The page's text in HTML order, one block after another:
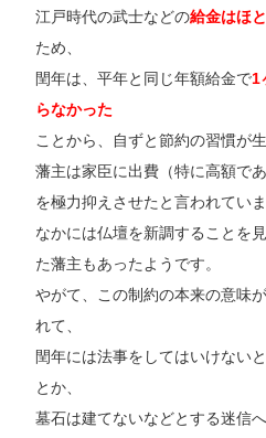
江戸時代の武士などの給金はほ
ため、
閏年は、平年と同じ年額給金で1
らなかった
ことから、自ずと節約の習慣が
藩主は家臣に出費（特に高額で
を極力抑えさせたと言われていま
なかには仏壇を新調することを
た藩主もあったようです。
やがて、この制約の本来の意味
れて、
閏年には法事をしてはいけない
とか、
墓石は建てないなどとする迷信